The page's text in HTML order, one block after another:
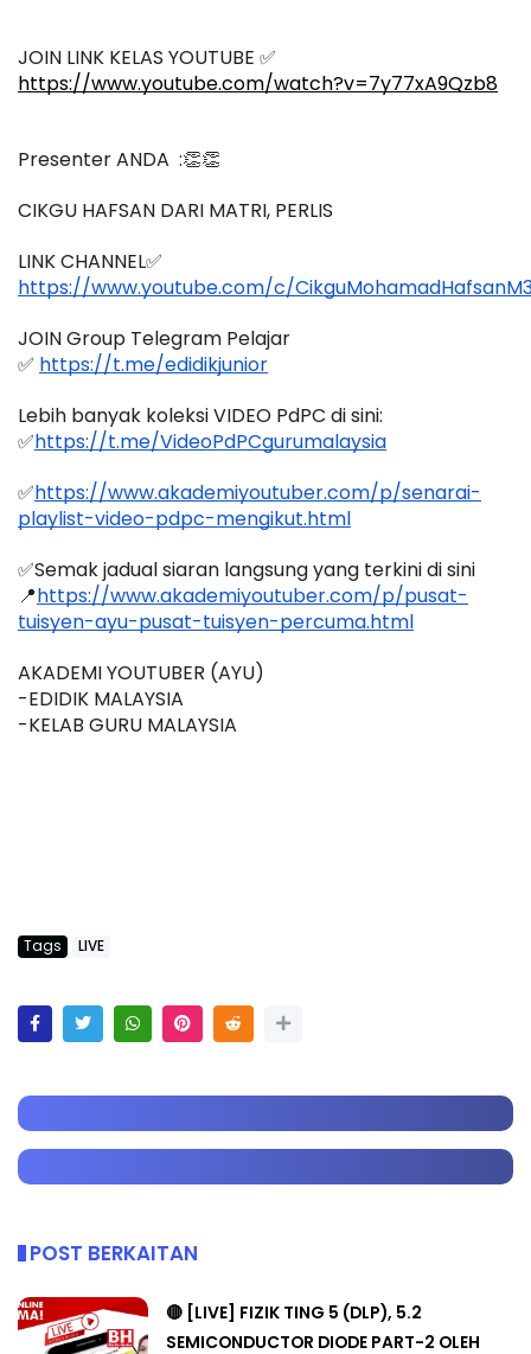
JOIN LINK KELAS YOUTUBE ✅
https://www.youtube.com/watch?v=7y77xA9Qzb8
Presenter ANDA  :👏👏
CIKGU HAFSAN DARI MATRI, PERLIS
LINK CHANNEL✅
https://www.youtube.com/c/
JOIN Group Telegram Pelajar
✅ https://t.me/edidikjunior
Lebih banyak koleksi VIDEO PdPC di sini:
✅https://t.me/VideoPdPCgurumalaysia
✅https://www.akademiyoutuber.com/p/senarai-
playlist-video-pdpc-mengikut.html
✅Semak jadual siaran langsung yang terkini di sini
📍https://www.akademiyoutuber.com/p/pusat-
tuisyen-ayu-pusat-tuisyen-percuma.html
AKADEMI YOUTUBER (AYU)
-EDIDIK MALAYSIA
-KELAB GURU MALAYSIA
Tags LIVE
POST BERKAITAN
🔴 [LIVE] FIZIK TING 5 (DLP), 5.2
SEMICONDUCTOR DIODE PART-2 OLEH